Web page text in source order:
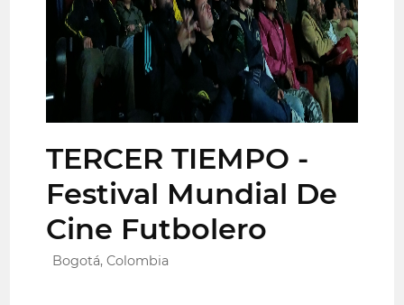
TERCER TIEMPO -
Festival Mundial De
Cine Futbolero
Bogotá, Colombia